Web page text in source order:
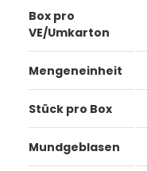
Box pro
VE/Umkarton
Mengeneinheit
Stück pro Box
Mundgeblasen